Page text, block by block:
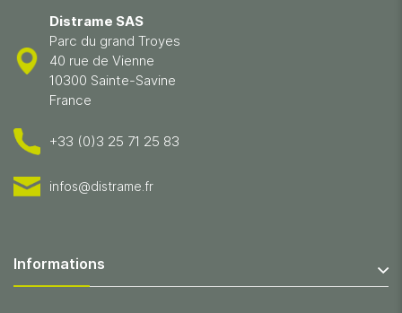
Distrame SAS
Parc du grand Troyes
40 rue de Vienne
10300 Sainte-Savine
France
+33 (0)3 25 71 25 83
infos@distrame.fr
Informations